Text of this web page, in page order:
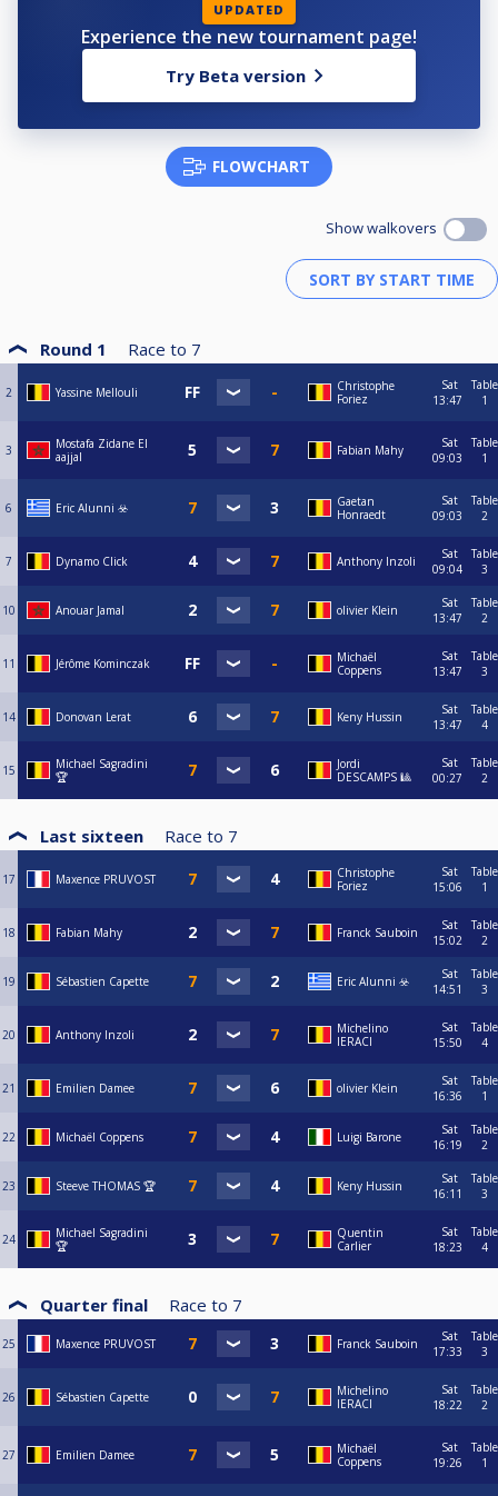
UPDATED
Experience the new tournament page!
Try Beta version
FLOWCHART
Show walkovers
Round 1 Race to 7
2 Yassine Mellouli
Christophe
Foriez
Sat
13:47
Table
1
3
Mostafa Zidane El
aajjal
Fabian Mahy
Sat
09:03
Table
1
6 Eric Alunni ☣️
Gaetan
Honraedt
Sat
09:03
Table
2
7 Dynamo Click Anthony Inzoli
Sat
09:04
Table
3
10 Anouar Jamal olivier Klein
Sat
13:47
Table
2
11 Jérôme Kominczak
Michaël
Coppens
Sat
13:47
Table
3
14 Donovan Lerat Keny Hussin
Sat
13:47
Table
4
15
Michael Sagradini
🏆
Jordi
DESCAMPS 🎱
Sat
00:27
Table
2
Last sixteen Race to 7
17 Maxence PRUVOST
Christophe
Foriez
Sat
15:06
Table
1
18 Fabian Mahy Franck Sauboin
Sat
15:02
Table
2
19 Sébastien Capette Eric Alunni ☣️
Sat
14:51
Table
3
20 Anthony Inzoli
Michelino
IERACI
Sat
15:50
Table
4
21 Emilien Damee olivier Klein
Sat
16:36
Table
1
22 Michaël Coppens Luigi Barone
Sat
16:19
Table
2
23 Steeve THOMAS 🏆 Keny Hussin
Sat
16:11
Table
3
24
Michael Sagradini
🏆
Quentin
Carlier
Sat
18:23
Table
4
Quarter final Race to 7
25 Maxence PRUVOST Franck Sauboin
Sat
17:33
Table
3
26 Sébastien Capette
Michelino
IERACI
Sat
18:22
Table
2
27 Emilien Damee
Michaël
Coppens
Sat
19:26
Table
1